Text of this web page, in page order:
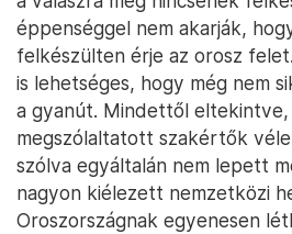
éppenséggel nem akarják,
felkészülten érje az orosz
is lehetséges, hogy még nem
a gyanút. Mindettől eltekintve,
megszólaltatott szakértők
szólva egyáltalán nem lepett
nagyon kiélezett nemzetközi
Oroszországnak egyenesen